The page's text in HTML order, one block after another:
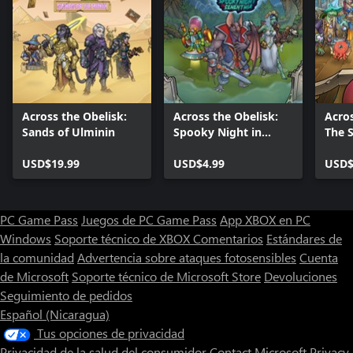
Across the Obelisk:
Sands of Ulminin
USD$19.99
Across the Obelisk:
Spooky Night in
USD$4.99
The
PC Game Pass Juegos de PC Game Pass App XBOX en PC
Windows Soporte técnico de XBOXComentarios Estándares de
la comunidad Advertencia sobre ataques fotosensibles Cuenta
de Microsoft Soporte técnico de Microsoft Store Devoluciones
Seguimiento de pedidos
Español (Nicaragua)
Tus opciones de privacidad